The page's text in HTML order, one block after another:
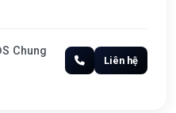
Chung
Liên hệ